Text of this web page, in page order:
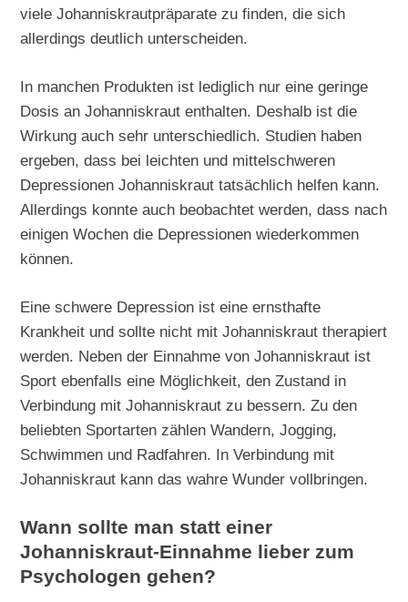
viele Johanniskrautpräparate zu finden, die sich
allerdings deutlich unterscheiden.
In manchen Produkten ist lediglich nur eine geringe
Dosis an Johanniskraut enthalten. Deshalb ist die
Wirkung auch sehr unterschiedlich. Studien haben
ergeben, dass bei leichten und mittelschweren
Depressionen Johanniskraut tatsächlich helfen kann.
Allerdings konnte auch beobachtet werden, dass nach
einigen Wochen die Depressionen wiederkommen
können.
Eine schwere Depression ist eine ernsthafte
Krankheit und sollte nicht mit Johanniskraut therapiert
werden. Neben der Einnahme von Johanniskraut ist
Sport ebenfalls eine Möglichkeit, den Zustand in
Verbindung mit Johanniskraut zu bessern. Zu den
beliebten Sportarten zählen Wandern, Jogging,
Schwimmen und Radfahren. In Verbindung mit
Johanniskraut kann das wahre Wunder vollbringen.
Wann sollte man statt einer
Johanniskraut-Einnahme lieber zum
Psychologen gehen?